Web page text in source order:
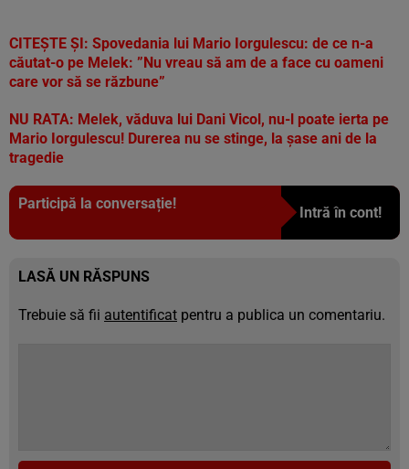
CITEȘTE ȘI: Spovedania lui Mario Iorgulescu: de ce n-a
căutat-o pe Melek: ”Nu vreau să am de a face cu oameni
care vor să se răzbune”
NU RATA: Melek, văduva lui Dani Vicol, nu-l poate ierta pe
Mario Iorgulescu! Durerea nu se stinge, la șase ani de la
tragedie
Participă la conversație!
Intră în cont!
LASĂ UN RĂSPUNS
Trebuie să fii autentificat pentru a publica un comentariu.